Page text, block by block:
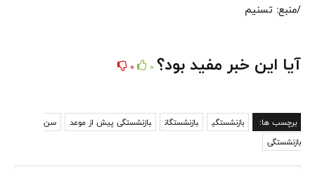
/منبع: تسنیم
آیا این خبر مفید بود؟ 0
0
برچسب ها: بازنشستگی بازنشستگان بازنشستگی پیش از موعد
سن
بازنشستگی